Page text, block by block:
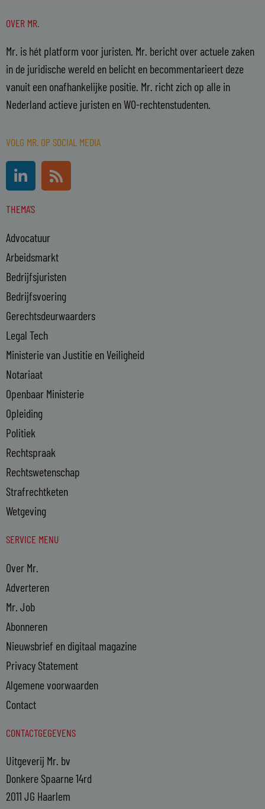
OVER MR.
Mr. is hét platform voor juristen. Mr. bericht over actuele zaken
in de juridische wereld en belicht en becommentarieert deze
vanuit een onafhankelijke positie. Mr. richt zich op alle in
Nederland actieve juristen en WO-rechtenstudenten.
VOLG MR. OP SOCIAL MEDIA
L
i
n
k
d
i
n
-
i
n
R
s
s
THEMA'S
Advocatuur
Arbeidsmarkt
Bedrijfsjuristen
Bedrijfsvoering
Gerechtsdeurwaarders
Legal Tech
Ministerie van Justitie en Veiligheid
Notariaat
Openbaar Ministerie
Opleiding
Politiek
Rechtspraak
Rechtswetenschap
Strafrechtketen
Wetgeving
SERVICE MENU
Over Mr.
Adverteren
Mr. Job
Abonneren
Nieuwsbrief en digitaal magazine
Privacy Statement
Algemene voorwaarden
Contact
CONTACTGEGEVENS
Uitgeverij Mr. bv
Donkere Spaarne 14rd
2011 JG Haarlem